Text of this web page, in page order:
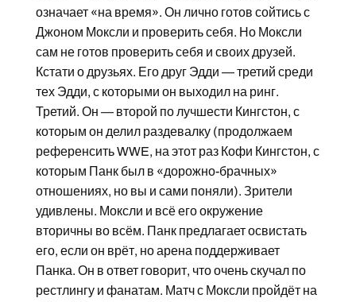
означает «на время». Он лично готов сойтись с
Джоном Моксли и проверить себя. Но Моксли
сам не готов проверить себя и своих друзей.
Кстати о друзьях. Его друг Эдди — третий среди
тех Эдди, с которыми он выходил на ринг.
Третий. Он — второй по лучшести Кингстон, с
которым он делил раздевалку (продолжаем
референсить WWE, на этот раз Кофи Кингстон, с
которым Панк был в «дорожно-брачных»
отношениях, но вы и сами поняли). Зрители
удивлены. Моксли и всё его окружение
вторичны во всём. Панк предлагает освистать
его, если он врёт, но арена поддерживает
Панка. Он в ответ говорит, что очень скучал по
рестлингу и фанатам. Матч с Моксли пройдёт на